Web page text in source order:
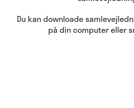
Du kan downloade
på din computer eller